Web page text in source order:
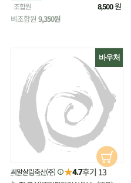
냉장
조합원 8,500원
비조합원 9,350원
바우처
씨알살림축산(주) ★4.7후기 13